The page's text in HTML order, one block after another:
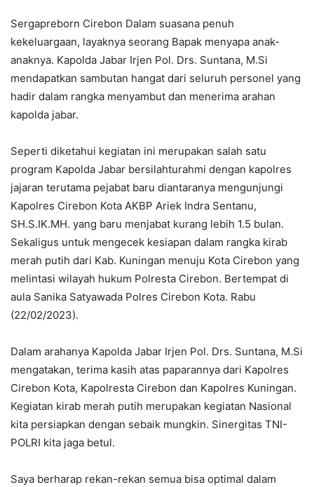
Sergapreborn Cirebon Dalam suasana penuh
kekeluargaan, layaknya seorang Bapak menyapa anak-
anaknya. Kapolda Jabar Irjen Pol. Drs. Suntana, M.Si
mendapatkan sambutan hangat dari seluruh personel yang
hadir dalam rangka menyambut dan menerima arahan
kapolda jabar.
Seperti diketahui kegiatan ini merupakan salah satu
program Kapolda Jabar bersilahturahmi dengan kapolres
jajaran terutama pejabat baru diantaranya mengunjungi
Kapolres Cirebon Kota AKBP Ariek Indra Sentanu,
SH.S.IK.MH. yang baru menjabat kurang lebih 1.5 bulan.
Sekaligus untuk mengecek kesiapan dalam rangka kirab
merah putih dari Kab. Kuningan menuju Kota Cirebon yang
melintasi wilayah hukum Polresta Cirebon. Bertempat di
aula Sanika Satyawada Polres Cirebon Kota. Rabu
(22/02/2023).
Dalam arahanya Kapolda Jabar Irjen Pol. Drs. Suntana, M.Si
mengatakan, terima kasih atas paparannya dari Kapolres
Cirebon Kota, Kapolresta Cirebon dan Kapolres Kuningan.
Kegiatan kirab merah putih merupakan kegiatan Nasional
kita persiapkan dengan sebaik mungkin. Sinergitas TNI-
POLRI kita jaga betul.
Saya berharap rekan-rekan semua bisa optimal dalam